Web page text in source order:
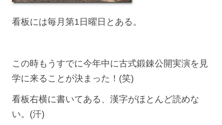
看板には毎月第1日曜日とある。
この時もうすでに今年中に古式鍛錬公開実演を見
学に来ることが決まった！(笑)
看板右横に書いてある、漢字がほとんど読めな
い。(汗)